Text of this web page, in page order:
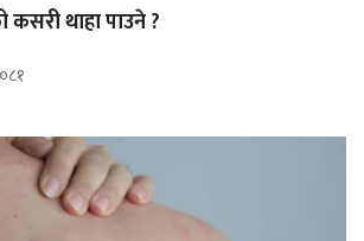
थाहा पाउने ?